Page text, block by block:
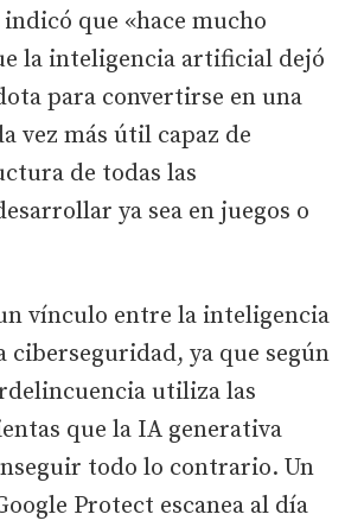
que «hace mucho
la inteligencia artificial dejó
para convertirse en una
vez más útil capaz de
de todas las
ya sea en juegos o
vínculo entre la inteligencia
ya que según
utiliza las
que la IA generativa
todo lo contrario. Un
Protect escanea al día